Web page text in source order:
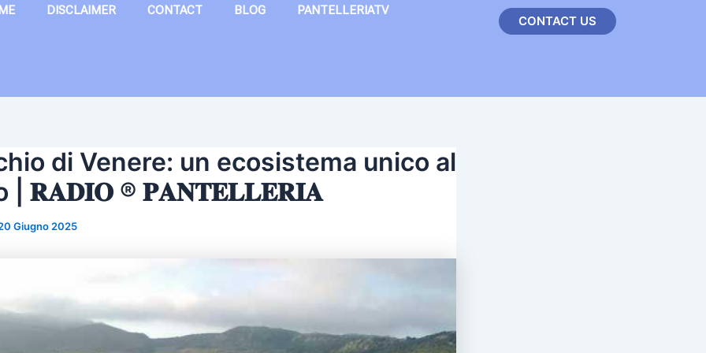
DISCLAIMER CONTACT BLOG PANTELLERIATV
CONTACT US
di Venere: un ecosistema unico al
| 𝐑𝐀𝐃𝐈𝐎 ® 𝐏𝐀𝐍𝐓𝐄𝐋𝐋𝐄𝐑𝐈𝐀
Giugno 2025